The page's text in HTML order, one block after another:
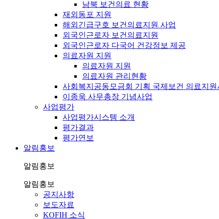
남북 보건의료 현황
재외동포 지원
해외긴급구호 보건의료지원 사업
외국인근로자 보건의료지원
외국인근로자 다국어 건강정보 제공
의료자원 지원
의료자원 지원
의료자원 관리현황
사회복지공동모금회 기획 국제보건 의료지원
이종욱 사무총장 기념사업
사업평가
사업평가시스템 소개
평가결과
평가연보
알림홍보
알림홍보
알림홍보
공지사항
보도자료
KOFIH 소식